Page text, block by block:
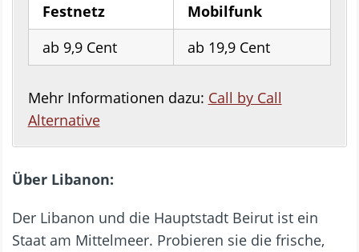
Festnetz
Mobilfunk
ab 9,9 Cent
ab 19,9 Cent
Mehr Informationen dazu: Call by Call
Alternative
Über Libanon:
Der Libanon und die Hauptstadt Beirut ist ein
Staat am Mittelmeer. Probieren sie die frische,